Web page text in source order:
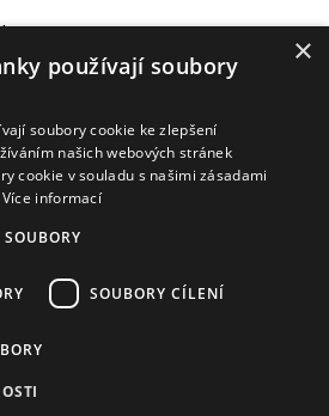
×
používají soubory
soubory cookie ke zlepšení
našich webových stránek
cookie v souladu s našimi zásadami
Více informací
SOUBORY CÍLENÍ